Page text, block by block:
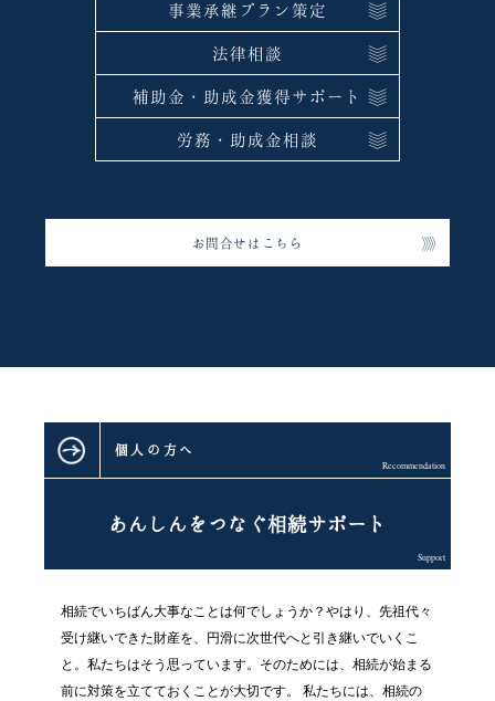
事業承継プラン策定
法律相談
補助金・助成金獲得サポート
労務・助成金相談
お問合せはこちら
個人の方へ
Recommendation
あんしんをつなぐ相続サポート
Support
相続でいちばん大事なことは何でしょうか？ やはり、先祖代々
受け継いできた財産を、
円滑に次世代へと引き継いでいくこ
と。 私たちはそう思っています。 そのためには、相続が始まる
前に対策を立てておくことが大切です。 私たちには、相続の